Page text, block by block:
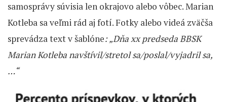
samosprávy súvisia len okrajovo alebo vôbec. Marian
Kotleba sa veľmi rád aj fotí. Fotky alebo videá zväčša
sprevádza text v šablóne: „Dňa xx predseda BBSK
Marian Kotleba navštívil/stretol sa/poslal/vyjadril sa,
…“